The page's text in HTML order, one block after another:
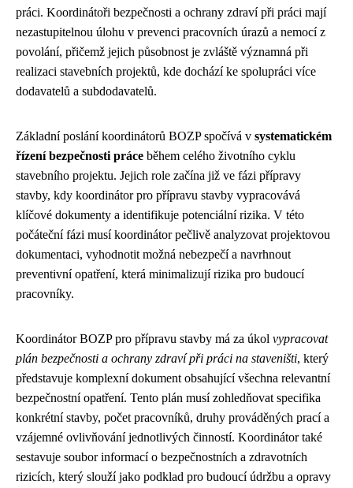
práci. Koordinátoři bezpečnosti a ochrany zdraví při práci mají
nezastupitelnou úlohu v prevenci pracovních úrazů a nemocí z
povolání, přičemž jejich působnost je zvláště významná při
realizaci stavebních projektů, kde dochází ke spolupráci více
dodavatelů a subdodavatelů.
Základní poslání koordinátorů BOZP spočívá v systematickém
řízení bezpečnosti práce během celého životního cyklu
stavebního projektu. Jejich role začína již ve fázi přípravy
stavby, kdy koordinátor pro přípravu stavby vypracovává
klíčové dokumenty a identifikuje potenciální rizika. V této
počáteční fázi musí koordinátor pečlivě analyzovat projektovou
dokumentaci, vyhodnotit možná nebezpečí a navrhnout
preventivní opatření, která minimalizují rizika pro budoucí
pracovníky.
Koordinátor BOZP pro přípravu stavby má za úkol vypracovat
plán bezpečnosti a ochrany zdraví při práci na staveništi, který
představuje komplexní dokument obsahující všechna relevantní
bezpečnostní opatření. Tento plán musí zohledňovat specifika
konkrétní stavby, počet pracovníků, druhy prováděných prací a
vzájemné ovlivňování jednotlivých činností. Koordinátor také
sestavuje soubor informací o bezpečnostních a zdravotních
rizicích, který slouží jako podklad pro budoucí údržbu a opravy